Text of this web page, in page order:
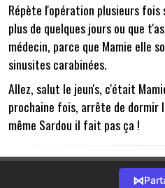
Répète l'opération plusieurs fois
plus de quelques jours ou que
médecin, parce que Mamie elle
sinusites carabinées.
Allez, salut le jeun's, c'était
prochaine fois, arrête de dormir
même Sardou il fait pas ça !
⋈